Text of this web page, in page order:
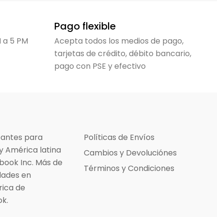
5 PM
Pago flexible
Acepta todos los medios de pago,
tarjetas de crédito, débito bancario,
pago con PSE y efectivo
para
América latina
Inc. Más de
en
de
Políticas de Envíos
Cambios y Devoluciónes
Términos y Condiciones